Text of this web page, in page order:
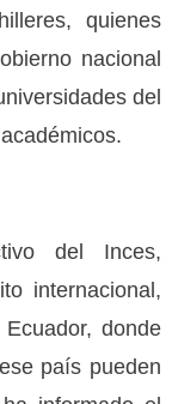
quienes
nacional
del
del Inces,
internacional,
donde
país pueden